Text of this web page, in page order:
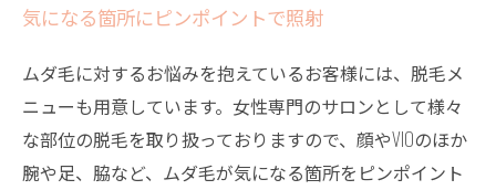
気になる箇所にピンポイントで照射
ムダ毛に対するお悩みを抱えているお客様には、脱毛メ
ニューも用意しています。女性専門のサロンとして様々
な部位の脱毛を取り扱っておりますので、顔やVIOのほか
腕や足、脇など、ムダ毛が気になる箇所をピンポイント